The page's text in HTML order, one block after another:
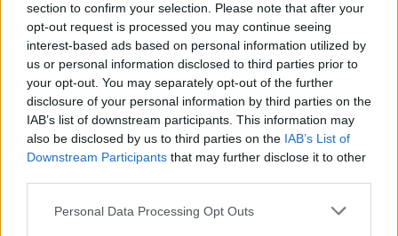
section to confirm your selection. Please note that after your
opt-out request is processed you may continue seeing
interest-based ads based on personal information utilized by
us or personal information disclosed to third parties prior to
your opt-out. You may separately opt-out of the further
disclosure of your personal information by third parties on the
IAB’s list of downstream participants. This information may
also be disclosed by us to third parties on the IAB’s List of
Downstream Participants that may further disclose it to other
Personal Data Processing Opt Outs
Όμιλος AKTOR: Εξαγοράζει το 75% των ΗΛΕΚΤΩΡ και THALIS –
Στρατηγική συνεργασία με τη Motor Oil
ΔΕΗ: Ισχυρή ανάπτυξη στο α΄
εξάμηνο 2026 με
Είσοδος της γαλλικής Meridiam
στην ηλεκτρική διασύνδεση